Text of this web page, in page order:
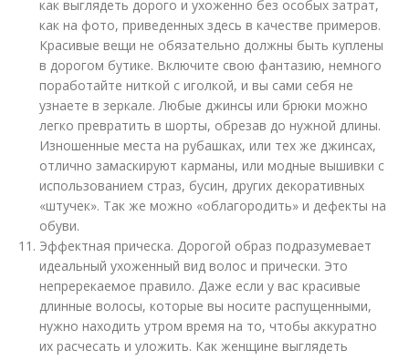
как выглядеть дорого и ухоженно без особых затрат,
как на фото, приведенных здесь в качестве примеров.
Красивые вещи не обязательно должны быть куплены
в дорогом бутике. Включите свою фантазию, немного
поработайте ниткой с иголкой, и вы сами себя не
узнаете в зеркале. Любые джинсы или брюки можно
легко превратить в шорты, обрезав до нужной длины.
Изношенные места на рубашках, или тех же джинсах,
отлично замаскируют карманы, или модные вышивки с
использованием страз, бусин, других декоративных
«штучек». Так же можно «облагородить» и дефекты на
обуви.
Эффектная прическа. Дорогой образ подразумевает
идеальный ухоженный вид волос и прически. Это
непререкаемое правило. Даже если у вас красивые
длинные волосы, которые вы носите распущенными,
нужно находить утром время на то, чтобы аккуратно
их расчесать и уложить. Как женщине выглядеть